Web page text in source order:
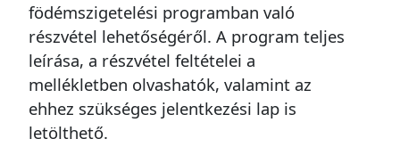
födémszigetelési programban való
részvétel lehetőségéről. A program teljes
leírása, a részvétel feltételei a
mellékletben olvashatók, valamint az
ehhez szükséges jelentkezési lap is
letölthető.